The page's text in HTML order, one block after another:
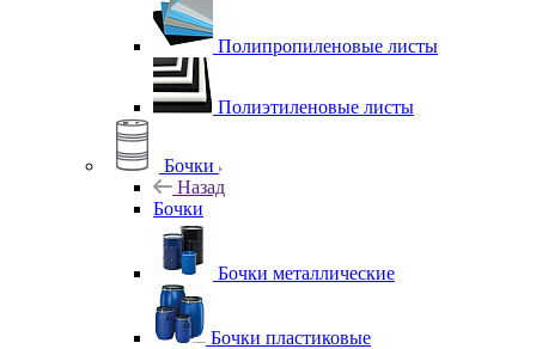
Полипропиленовые листы
Полиэтиленовые листы
Бочки
Назад
Бочки
Бочки металлические
Бочки пластиковые